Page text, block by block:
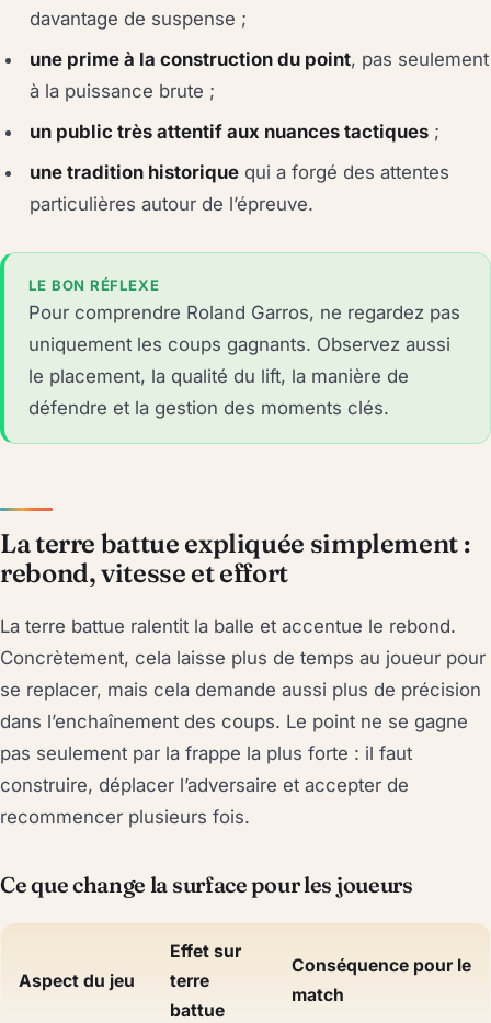
davantage de suspense ;
une prime à la construction du point, pas seulement
à la puissance brute ;
un public très attentif aux nuances tactiques ;
une tradition historique qui a forgé des attentes
particulières autour de l’épreuve.
LE BON RÉFLEXE
Pour comprendre Roland Garros, ne regardez pas
uniquement les coups gagnants. Observez aussi
le placement, la qualité du lift, la manière de
défendre et la gestion des moments clés.
La terre battue expliquée simplement :
rebond, vitesse et effort
La terre battue ralentit la balle et accentue le rebond.
Concrètement, cela laisse plus de temps au joueur pour
se replacer, mais cela demande aussi plus de précision
dans l’enchaînement des coups. Le point ne se gagne
pas seulement par la frappe la plus forte : il faut
construire, déplacer l’adversaire et accepter de
recommencer plusieurs fois.
Ce que change la surface pour les joueurs
Aspect du jeu
Effet sur
terre
battue
Conséquence pour le
match